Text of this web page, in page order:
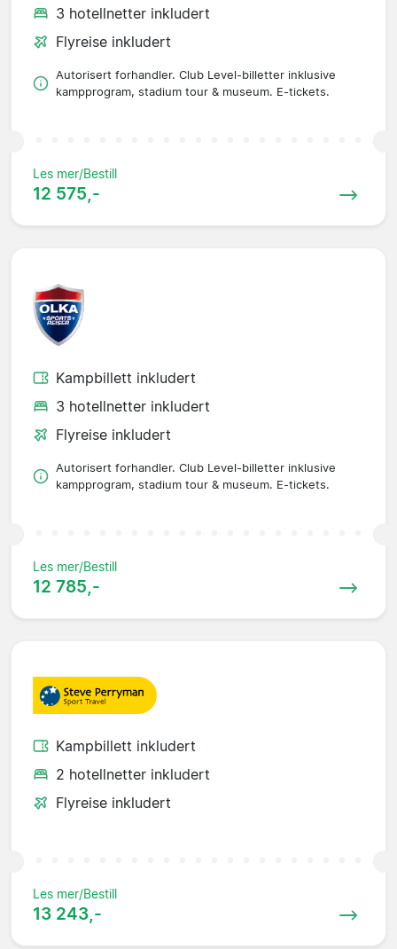
3 hotellnetter inkludert
Flyreise inkludert
Autorisert forhandler. Club Level-billetter inklusive
kampprogram, stadium tour & museum. E-tickets.
Les mer/Bestill
12 575,-
Kampbillett inkludert
3 hotellnetter inkludert
Flyreise inkludert
Autorisert forhandler. Club Level-billetter inklusive
kampprogram, stadium tour & museum. E-tickets.
Les mer/Bestill
12 785,-
Kampbillett inkludert
2 hotellnetter inkludert
Flyreise inkludert
Les mer/Bestill
13 243,-